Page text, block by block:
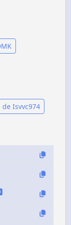
de Isvvc974